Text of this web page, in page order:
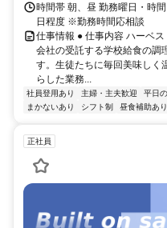
時間帯 朝、昼 勤務曜日・時
日程度 ※勤務時間応相談
仕事情報 ● 仕事内容 ハーベ
会社の受託する学校給食の調
す。生徒たちに毎回美味しく
らした業務...
社員登用あり 主婦・主夫歓迎 平日
まかないあり
シフト制 昼食補助あり
正社員